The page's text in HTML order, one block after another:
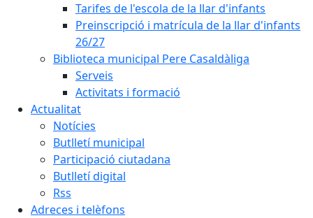
Tarifes de l'escola de la llar d'infants
Preinscripció i matrícula de la llar d'infants
26/27
Biblioteca municipal Pere Casaldàliga
Serveis
Activitats i formació
Actualitat
Notícies
Butlletí municipal
Participació ciutadana
Butlletí digital
Rss
Adreces i telèfons